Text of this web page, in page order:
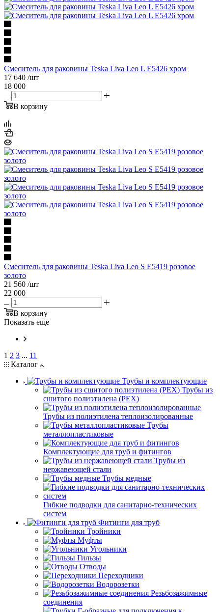
Смеситель для раковины Teska Liva Leo L E5426 хром
17 640 /шт
18 000
В корзину
Смеситель для раковины Teska Liva Leo S E5419 розовое
золото
21 560 /шт
22 000
В корзину
Показать еще
1 2 3 ... 11
Каталог
Трубы и комплектующие
Трубы из
сшитого полиэтилена (PEX)
Трубы из полиэтилена теплоизолированные
Трубы
металлопластиковые
Комплектующие для труб и фитингов
Трубы из
нержавеющей стали
Трубы медные
Гибкие подводки для санитарно-технических
систем
Фитинги для труб
Тройники
Муфты
Угольники
Гильзы
Отводы
Переходники
Водорозетки
Резьбозажимные
соединения